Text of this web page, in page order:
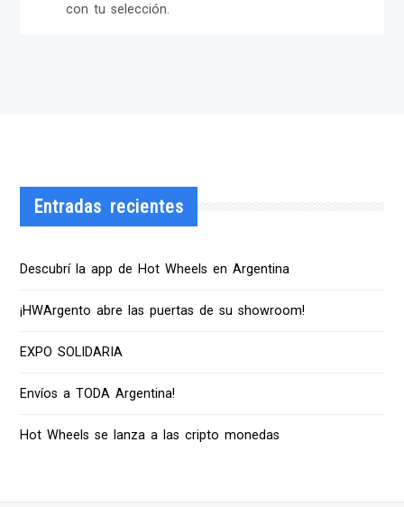
con tu selección.
Entradas recientes
Descubrí la app de Hot Wheels en Argentina
¡HWArgento abre las puertas de su showroom!
EXPO SOLIDARIA
Envíos a TODA Argentina!
Hot Wheels se lanza a las cripto monedas